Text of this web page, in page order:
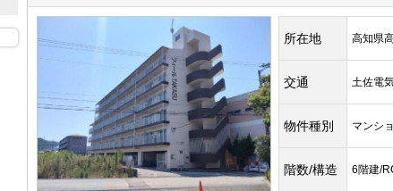
所在地 高知県
交通 土佐電
物件種別 マンシ
階数/構造 6階建/